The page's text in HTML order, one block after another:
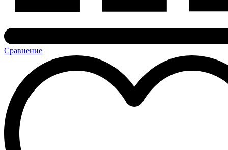
Сравнение